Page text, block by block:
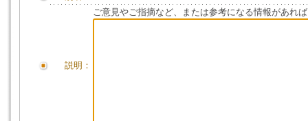
説明：
ご意見やご指摘など、または参考になる情報があれ